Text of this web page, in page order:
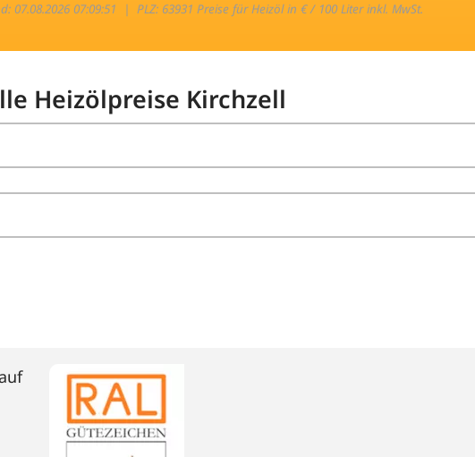
07.08.2026 07:09:51 |PLZ: 63931 Preise für Heizöl in € / 100 Liter inkl. MwSt.
Heizölpreise Kirchzell